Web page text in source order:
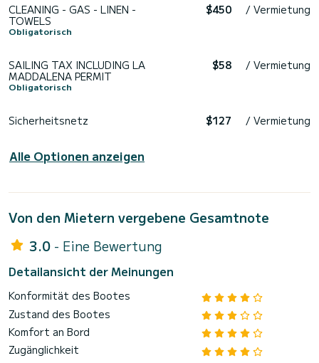
CLEANING - GAS - LINEN -
TOWELS
Obligatorisch
$450 / Vermietung
SAILING TAX INCLUDING LA
MADDALENA PERMIT
Obligatorisch
$58 / Vermietung
Sicherheitsnetz $127 / Vermietung
Alle Optionen anzeigen
Von den Mietern vergebene Gesamtnote
3.0 - Eine Bewertung
Detailansicht der Meinungen
Konformität des Bootes
Zustand des Bootes
Komfort an Bord
Zugänglichkeit